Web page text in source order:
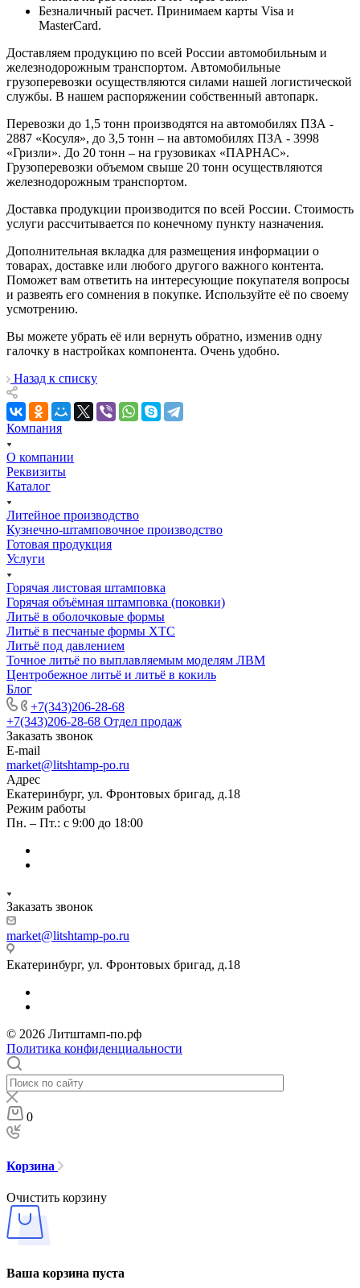
Безналичный расчет. Принимаем карты Visa и
MasterCard.
Доставляем продукцию по всей России автомобильным и
железнодорожным транспортом. Автомобильные
грузоперевозки осуществляются силами нашей логистической
службы. В нашем распоряжении собственный автопарк.
Перевозки до 1,5 тонн производятся на автомобилях ПЗА -
2887 «Косуля», до 3,5 тонн – на автомобилях ПЗА - 3998
«Гризли». До 20 тонн – на грузовиках «ПАРНАС».
Грузоперевозки объемом свыше 20 тонн осуществляются
железнодорожным транспортом.
Доставка продукции производится по всей России. Стоимость
услуги рассчитывается по конечному пункту назначения.
Дополнительная вкладка для размещения информации о
товарах, доставке или любого другого важного контента.
Поможет вам ответить на интересующие покупателя вопросы
и развеять его сомнения в покупке. Используйте её по своему
усмотрению.
Вы можете убрать её или вернуть обратно, изменив одну
галочку в настройках компонента. Очень удобно.
Назад к списку
Компания
О компании
Реквизиты
Каталог
Литейное производство
Кузнечно-штамповочное производство
Готовая продукция
Услуги
Горячая листовая штамповка
Горячая объёмная штамповка (поковки)
Литьё в оболочковые формы
Литьё в песчаные формы ХТС
Литьё под давлением
Точное литьё по выплавляемым моделям ЛВМ
Центробежное литьё и литьё в кокиль
Блог
+7(343)206-28-68
+7(343)206-28-68 Отдел продаж
Заказать звонок
E-mail
market@litshtamp-po.ru
Адрес
Екатеринбург, ул. Фронтовых бригад, д.18
Режим работы
Пн. – Пт.: с 9:00 до 18:00
Заказать звонок
market@litshtamp-po.ru
Екатеринбург, ул. Фронтовых бригад, д.18
© 2026 Литштамп-по.рф
Политика конфиденциальности
0
Корзина
Очистить корзину
Ваша корзина пуста